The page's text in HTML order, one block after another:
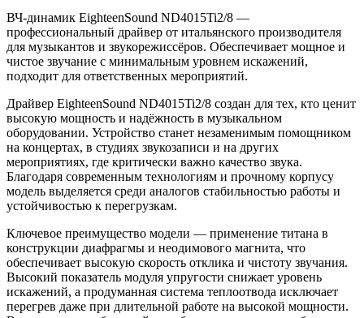
ВЧ‑динамик EighteenSound ND4015Ti2/8 —
профессиональный драйвер от итальянского производителя
для музыкантов и звукорежиссёров. Обеспечивает мощное и
чистое звучание с минимальным уровнем искажений,
подходит для ответственных мероприятий.
Драйвер EighteenSound ND4015Ti2/8 создан для тех, кто ценит
высокую мощность и надёжность в музыкальном
оборудовании. Устройство станет незаменимым помощником
на концертах, в студиях звукозаписи и на других
мероприятиях, где критически важно качество звука.
Благодаря современным технологиям и прочному корпусу
модель выделяется среди аналогов стабильностью работы и
устойчивостью к перегрузкам.
Ключевое преимущество модели — применение титана в
конструкции диафрагмы и неодимового магнита, что
обеспечивает высокую скорость отклика и чистоту звучания.
Высокий показатель модуля упругости снижает уровень
искажений, а продуманная система теплоотвода исключает
перегрев даже при длительной работе на высокой мощности.